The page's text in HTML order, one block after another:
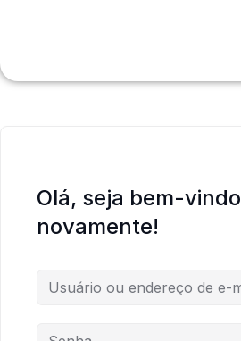
Olá, seja bem-vindo
novamente!